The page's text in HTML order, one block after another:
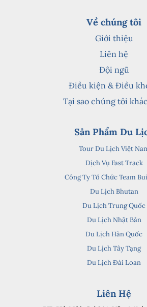
Về chúng tôi
Giới thiệu
Liên hệ
Đội ngũ
Điều kiện & Điều
Tại sao chúng tôi
Sản Phẩm Du
Tour Du Lịch Việt
Dịch Vụ Fast Track
Công Ty Tổ Chức Team
Du Lịch Bhutan
Du Lịch Trung Quốc
Du Lịch Nhật Bản
Du Lịch Hàn Quốc
Du Lịch Tây Tạng
Du Lịch Đài Loan
Liên Hệ